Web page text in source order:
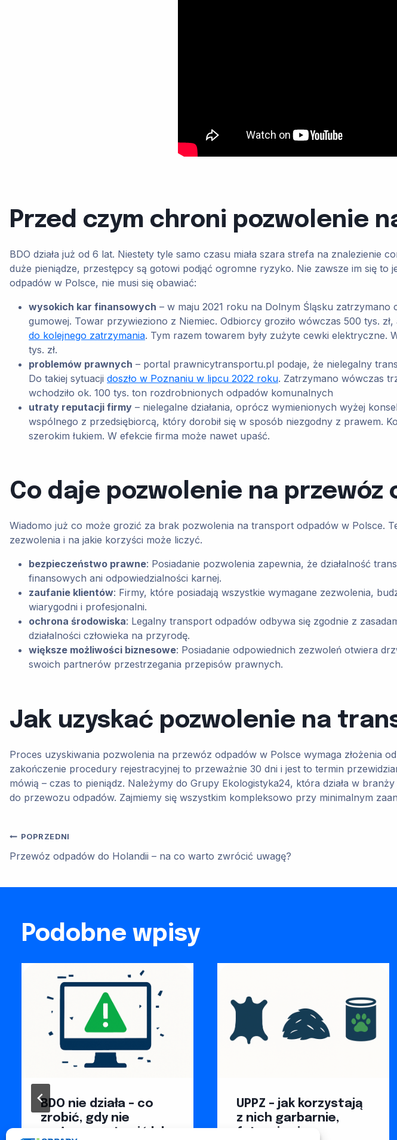
Przed czym chroni pozwolenie
BDO działa już od 6 lat. Niestety tyle samo czasu miała szara strefa na
duże pieniądze, przestępcy są gotowi podjąć ogromne ryzyko. Nie zawsze im się
odpadów w Polsce, nie musi się obawiać:
wysokich kar finansowych – w maju 2021 roku na Dolnym Śląsku zatrzymano
gumowej. Towar przywieziono z Niemiec. Odbiorcy groziło wówczas 500 tys.
do kolejnego zatrzymania. Tym razem towarem były zużyte cewki elektryczne.
tys. zł.
problemów prawnych – portal prawnicytransportu.pl podaje, że nielegalny
Do takiej sytuacji doszło w Poznaniu w lipcu 2022 roku. Zatrzymano wówczas
wchodziło ok. 100 tys. ton rozdrobnionych odpadów komunalnych
utraty reputacji firmy – nielegalne działania, oprócz wymienionych wyżej
wspólnego z przedsiębiorcą, który dorobił się w sposób niezgodny z prawem.
szerokim łukiem. W efekcie firma może nawet upaść.
Co daje pozwolenie na przewóz
Wiadomo już co może grozić za brak pozwolenia na transport odpadów w Polsce.
zezwolenia i na jakie korzyści może liczyć.
bezpieczeństwo prawne: Posiadanie pozwolenia zapewnia, że działalność
finansowych ani odpowiedzialności karnej.
zaufanie klientów: Firmy, które posiadają wszystkie wymagane zezwolenia,
wiarygodni i profesjonalni.
ochrona środowiska: Legalny transport odpadów odbywa się zgodnie z
działalności człowieka na przyrodę.
większe możliwości biznesowe: Posiadanie odpowiednich zezwoleń otwiera
swoich partnerów przestrzegania przepisów prawnych.
Jak uzyskać pozwolenie na
Proces uzyskiwania pozwolenia na przewóz odpadów w Polsce wymaga złożenia
zakończenie procedury rejestracyjnej to przeważnie 30 dni i jest to termin
mówią – czas to pieniądz. Należymy do Grupy Ekologistyka24, która działa w
do przewozu odpadów. Zajmiemy się wszystkim kompleksowo przy minimalnym
Nawigacja
wpisu
POPRZEDNI
Przewóz odpadów do Holandii – na co warto zwrócić uwagę?
Podobne wpisy
BDO nie działa – co
zrobić, gdy nie
UPPZ – jak korzystają
z nich garbarnie,